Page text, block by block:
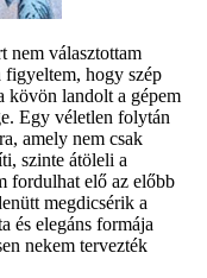
nem választottam
hogy szép
kövön landolt a gépem
Egy véletlen folytán
amely nem csak
szinte átöleli a
fordulhat elő az előbb
megdicsérik a
és elegáns formája
nekem tervezték